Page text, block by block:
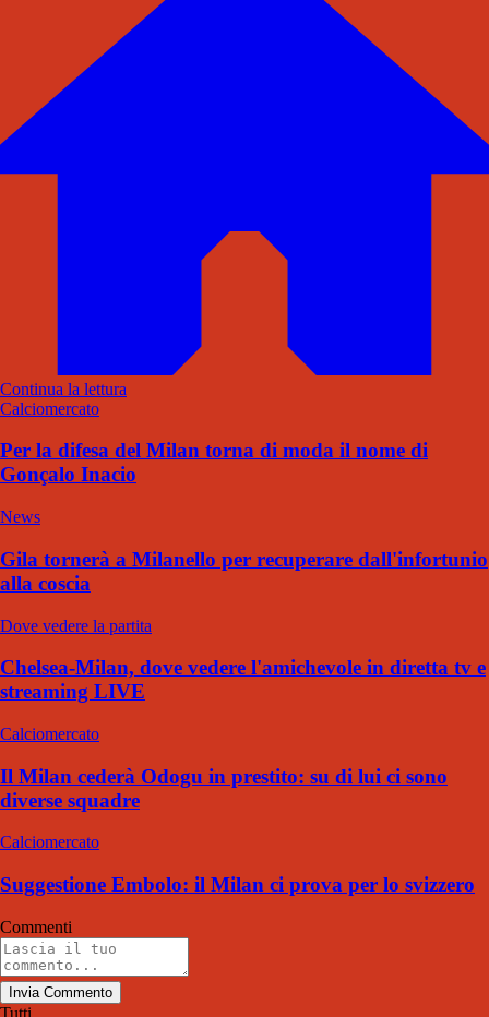
Continua la lettura
Calciomercato
Per la difesa del Milan torna di moda il nome di
Gonçalo Inacio
News
Gila tornerà a Milanello per recuperare dall'infortunio
alla coscia
Dove vedere la partita
Chelsea-Milan, dove vedere l'amichevole in diretta tv e
streaming LIVE
Calciomercato
Il Milan cederà Odogu in prestito: su di lui ci sono
diverse squadre
Calciomercato
Suggestione Embolo: il Milan ci prova per lo svizzero
Commenti
Invia Commento
Tutti